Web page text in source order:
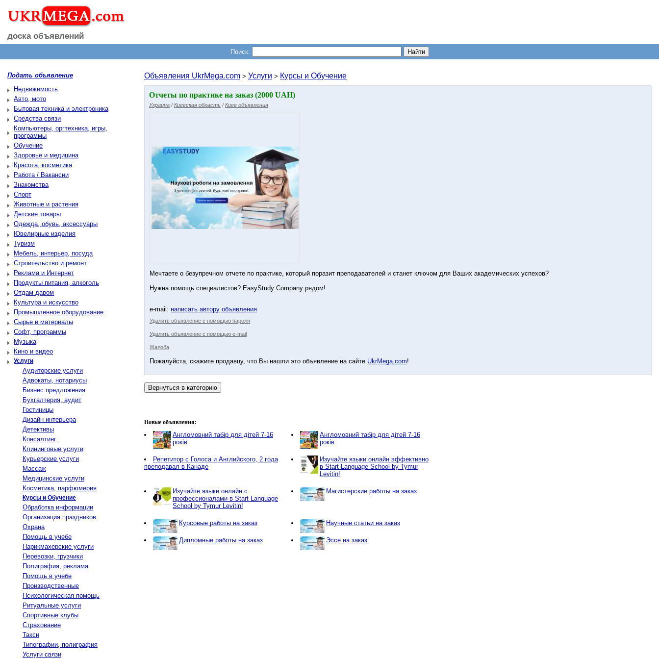
доска объявлений
Поиск:
Подать объявление
Недвижимость
Авто, мото
Бытовая техника и электроника
Средства связи
Компьютеры, оргтехника, игры,
программы
Обучение
Здоровье и медицина
Красота, косметика
Работа / Вакансии
Знакомства
Спорт
Животные и растения
Детские товары
Одежда, обувь, аксессуары
Ювелирные изделия
Туризм
Мебель, интерьер, посуда
Строительство и ремонт
Реклама и Интернет
Продукты питания, алкоголь
Отдам даром
Культура и искусство
Промышленное оборудование
Сырье и материалы
Софт, программы
Музыка
Кино и видео
Услуги
Аудиторские услуги
Адвокаты, нотариусы
Бизнес предложения
Бухгалтерия, аудит
Гостиницы
Дизайн интерьера
Детективы
Консалтинг
Клининговые услуги
Курьерские услуги
Массаж
Медицинские услуги
Косметика, парфюмерия
Курсы и Обучение
Обработка информации
Организация праздников
Охрана
Помощь в учебе
Парикмахерские услуги
Перевозки, грузчики
Полиграфия, реклама
Помощь в учебе
Производственные
Психологическая помощь
Ритуальные услуги
Спортивные клубы
Страхование
Такси
Типографии, полиграфия
Услуги связи
Объявления UkrMega.com > Услуги > Курсы и Обучение
Отчеты по практике на заказ (2000 UAH)
Украина /Киевская область /Киев объявления
Мечтаете о безупречном отчете по практике, который поразит преподавателей и станет ключом для Ваших академических успехов?
Нужна помощь специалистов? EasyStudy Company рядом!
e-mail: написать автору объявления
Удалить объявление с помощью пароля
Удалить объявление с помощью e-mail
Жалоба
Пожалуйста, скажите продавцу, что Вы нашли это объявление на сайте UkrMega.com!
Новые объявления:
Англомовний табір для дітей 7-16
років
Англомовний табір для дітей 7-16
років
Репетитор с Голоса и Английского, 2 года
преподавал в Канаде
Изучайте языки онлайн эффективно
в Start Language School by Tymur
Levitin!
Изучайте языки онлайн с
профессионалами в Start Language
School by Tymur Levitin!
Магистерские работы на заказ
Курсовые работы на заказ Научные статьи на заказ
Дипломные работы на заказ Эссе на заказ